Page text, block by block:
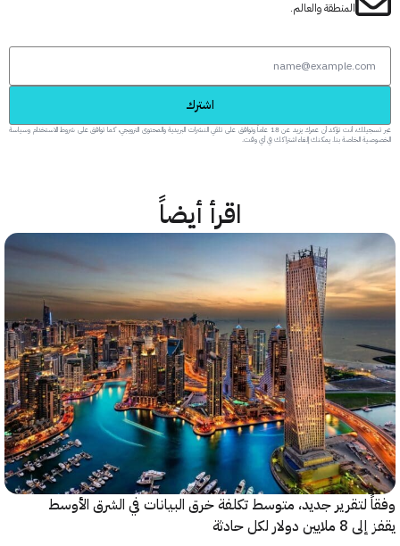
المنطقة والعالم.
عبر تسجيلك، أنت تؤكد أن عمرك يزيد عن 18 عاماً وتوافق على تلقي النشرات البريدية والمحتوى الترويجي، كما توافق على شروط الاستخدام وسياسة
الخاصة بنا. يمكنك إلغاء اشتراكك في أي وقت.
اقرأ أيضاً
جديد، متوسط تكلفة خرق البيانات في الشرق الأوسط
لكل حادثة